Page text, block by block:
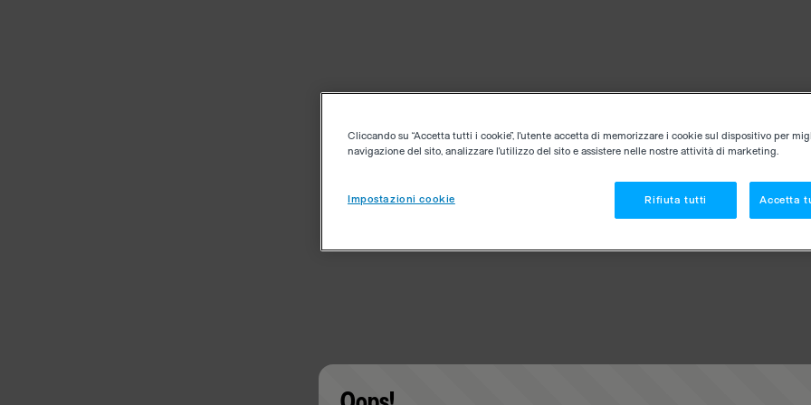
Cliccando su “Accetta tutti i cookie”, l'utente accetta di memorizzare i cookie sul dispositivo per
navigazione del sito, analizzare l'utilizzo del sito e assistere nelle nostre attività di marketing.
Impostazioni cookie Rifiuta tutti Accetta